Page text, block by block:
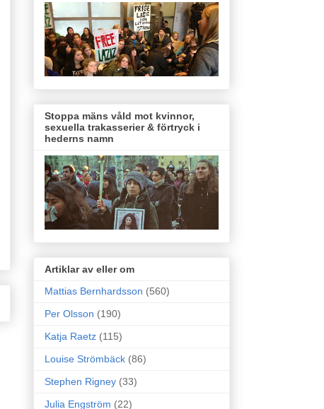
Stoppa mäns våld mot kvinnor,
sexuella trakasserier & förtryck i
hederns namn
Artiklar av eller om
Mattias Bernhardsson (560)
Per Olsson (190)
Katja Raetz (115)
Louise Strömbäck (86)
Stephen Rigney (33)
Julia Engström (22)